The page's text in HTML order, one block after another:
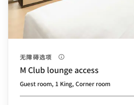
无障碍选项
M Club lounge access
Guest room, 1 King, Corner room